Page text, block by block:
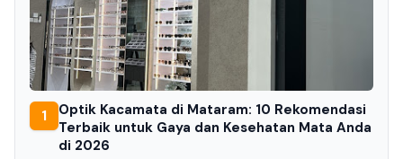
1
Optik Kacamata di Mataram: 10 Rekomendasi
Terbaik untuk Gaya dan Kesehatan Mata Anda
di 2026